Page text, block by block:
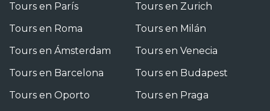
Tours en París
Tours en Roma
Tours en Ámsterdam
Tours en Barcelona
Tours en Oporto
Tours en Zurich
Tours en Milán
Tours en Venecia
Tours en Budapest
Tours en Praga